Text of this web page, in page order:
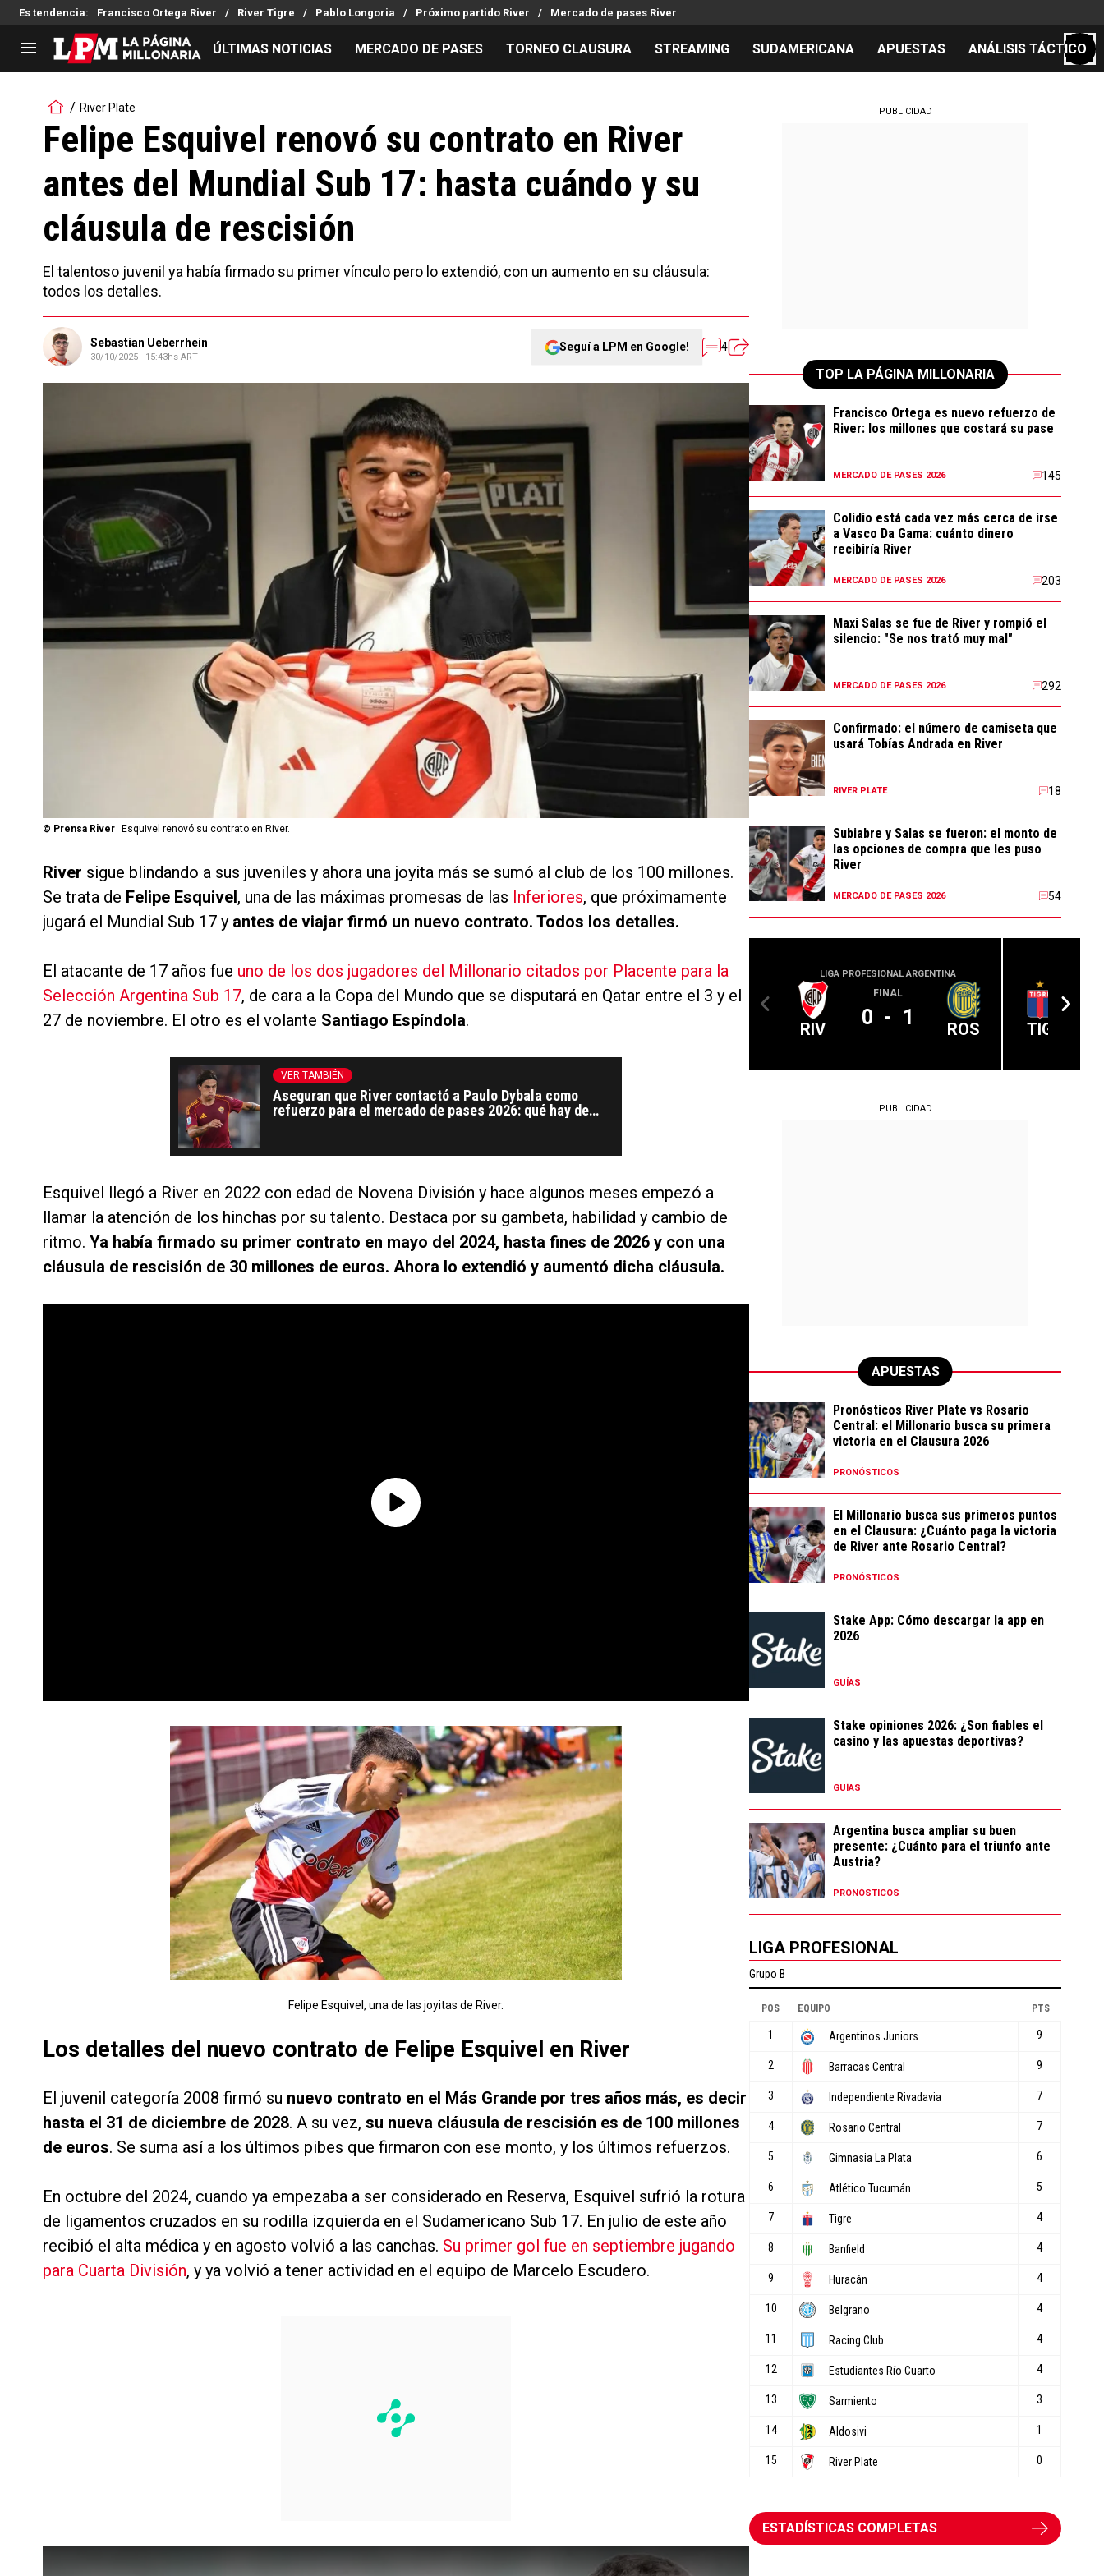
Es tendencia: Francisco Ortega River River Tigre Pablo Longoria Próximo partido River Mercado de pases River
LIGA PROFESIONAL
Noticias
Tabla de posiciones
Fixture
Reserva
Copa Sudamericana
Copa Argentina
Selección Argentina
Mercado de Pases
Análisis tácticos
Juanfer Quintero
Chacho Coudet
Streaming
Entradas
Los goles de River
Pronósticos
ÚLTIMAS NOTICIAS MERCADO DE PASES TORNEO CLAUSURA STREAMING SUDAMERICANA APUESTAS ANÁLISIS TÁCTICO
River Plate
Felipe Esquivel renovó su contrato en River
antes del Mundial Sub 17: hasta cuándo y su
cláusula de rescisión
El talentoso juvenil ya había firmado su primer vínculo pero lo extendió, con un aumento en su cláusula:
todos los detalles.
Sebastian Ueberrhein
30/10/2025 - 15:43hs ART
Seguí a LPM en Google! 4
© Prensa River Esquivel renovó su contrato en River.
River sigue blindando a sus juveniles y ahora una joyita más se sumó al club de los 100 millones.
Se trata de Felipe Esquivel, una de las máximas promesas de las Inferiores, que próximamente
jugará el Mundial Sub 17 y antes de viajar firmó un nuevo contrato. Todos los detalles.
El atacante de 17 años fue uno de los dos jugadores del Millonario citados por Placente para la
Selección Argentina Sub 17, de cara a la Copa del Mundo que se disputará en Qatar entre el 3 y el
27 de noviembre. El otro es el volante Santiago Espíndola.
VER TAMBIÉN
Aseguran que River contactó a Paulo Dybala como
refuerzo para el mercado de pases 2026: qué hay de
Esquivel llegó a River en 2022 con edad de Novena División y hace algunos meses empezó a
llamar la atención de los hinchas por su talento. Destaca por su gambeta, habilidad y cambio de
ritmo. Ya había firmado su primer contrato en mayo del 2024, hasta fines de 2026 y con una
cláusula de rescisión de 30 millones de euros. Ahora lo extendió y aumentó dicha cláusula.
Felipe Esquivel, una de las joyitas de River.
Los detalles del nuevo contrato de Felipe Esquivel en River
El juvenil categoría 2008 firmó su nuevo contrato en el Más Grande por tres años más, es decir
hasta el 31 de diciembre de 2028. A su vez, su nueva cláusula de rescisión es de 100 millones
de euros. Se suma así a los últimos pibes que firmaron con ese monto, y los últimos refuerzos.
En octubre del 2024, cuando ya empezaba a ser considerado en Reserva, Esquivel sufrió la rotura
de ligamentos cruzados en su rodilla izquierda en el Sudamericano Sub 17. En julio de este año
recibió el alta médica y en agosto volvió a las canchas. Su primer gol fue en septiembre jugando
para Cuarta División, y ya volvió a tener actividad en el equipo de Marcelo Escudero.
PUBLICIDAD
TOP LA PÁGINA MILLONARIA
Francisco Ortega es nuevo refuerzo de
River: los millones que costará su pase
MERCADO DE PASES 2026 145
Colidio está cada vez más cerca de irse
a Vasco Da Gama: cuánto dinero
recibiría River
MERCADO DE PASES 2026 203
Maxi Salas se fue de River y rompió el
silencio: "Se nos trató muy mal"
MERCADO DE PASES 2026 292
Confirmado: el número de camiseta que
usará Tobías Andrada en River
RIVER PLATE 18
Subiabre y Salas se fueron: el monto de
las opciones de compra que les puso
River
MERCADO DE PASES 2026 54
LIGA PROFESIONAL ARGENTINA
RIV
FINAL
0 - 1 ROS TIG
PUBLICIDAD
APUESTAS
Pronósticos River Plate vs Rosario
Central: el Millonario busca su primera
victoria en el Clausura 2026
PRONÓSTICOS
El Millonario busca sus primeros puntos
en el Clausura: ¿Cuánto paga la victoria
de River ante Rosario Central?
PRONÓSTICOS
Stake App: Cómo descargar la app en
2026
GUÍAS
Stake opiniones 2026: ¿Son fiables el
casino y las apuestas deportivas?
GUÍAS
Argentina busca ampliar su buen
presente: ¿Cuánto para el triunfo ante
Austria?
PRONÓSTICOS
LIGA PROFESIONAL
ESTADÍSTICAS COMPLETAS